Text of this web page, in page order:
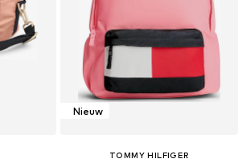
Nieuw
TOMMY HILFIGER